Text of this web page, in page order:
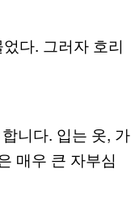
다. 그러자 호리
니다. 입는 옷, 가
매우 큰 자부심